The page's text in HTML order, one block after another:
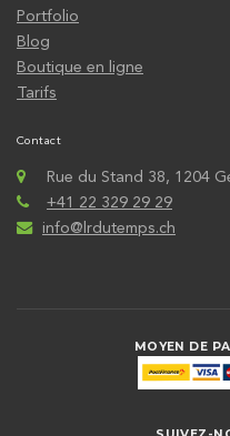
Portfolio
Blog
Boutique en ligne
Tarifs
Contact
Rue du Stand 38, 1204
+41 22 329 29 29
info@lrdutemps.ch
MOYEN DE